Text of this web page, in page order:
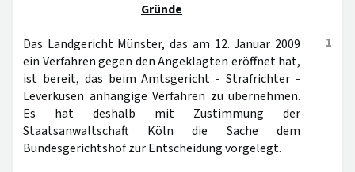
Gründe
1
Das Landgericht Münster, das am 12. Januar 2009
ein Verfahren gegen den Angeklagten eröffnet hat,
ist bereit, das beim Amtsgericht - Strafrichter -
Leverkusen anhängige Verfahren zu übernehmen.
Es hat deshalb mit Zustimmung der
Staatsanwaltschaft Köln die Sache dem
Bundesgerichtshof zur Entscheidung vorgelegt.